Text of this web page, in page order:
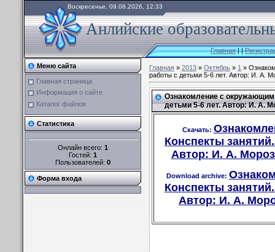
Воскресенье, 09.08.2026, 12:33
Анлийские
Главная||
Меню сайта
Главная страница
Информация о сайте
Каталог файлов
Статистика
Онлайн всего: 1
Гостей: 1
Пользователей: 0
Форма входа
Главная»2013 » Октябрь » 1»
работы с детьми 5-6 лет. Автор: И. А.
Ознакомление с
детьми 5-6 лет. Автор: И. А.
Скачать:
Конспекты
Автор: И. А.
Download archive:
Конспекты
Автор: И. А.